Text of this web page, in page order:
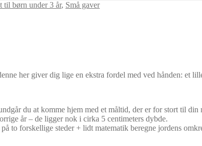
til børn under 3 år, Små gaver
her giver dig lige en ekstra fordel med ved hånden: et
du at komme hjem med et måltid, der er for stort til din
år – de ligger nok i cirka 5 centimeters dybde.
to forskellige steder + lidt matematik beregne jordens